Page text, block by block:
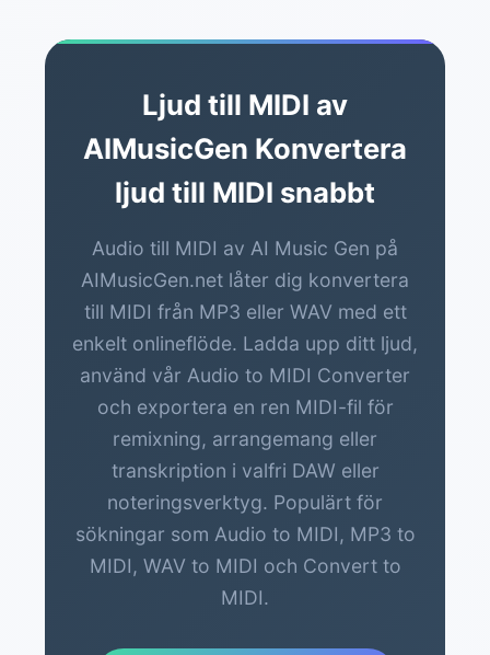
polera den slutliga MIDI-filen.
Ljud till MIDI av
AIMusicGen Konvertera
ljud till MIDI snabbt
Audio till MIDI av AI Music Gen på
AIMusicGen.net låter dig konvertera
till MIDI från MP3 eller WAV med ett
enkelt onlineflöde. Ladda upp ditt ljud,
använd vår Audio to MIDI Converter
och exportera en ren MIDI-fil för
remixning, arrangemang eller
transkription i valfri DAW eller
noteringsverktyg. Populärt för
sökningar som Audio to MIDI, MP3 to
MIDI, WAV to MIDI och Convert to
MIDI.